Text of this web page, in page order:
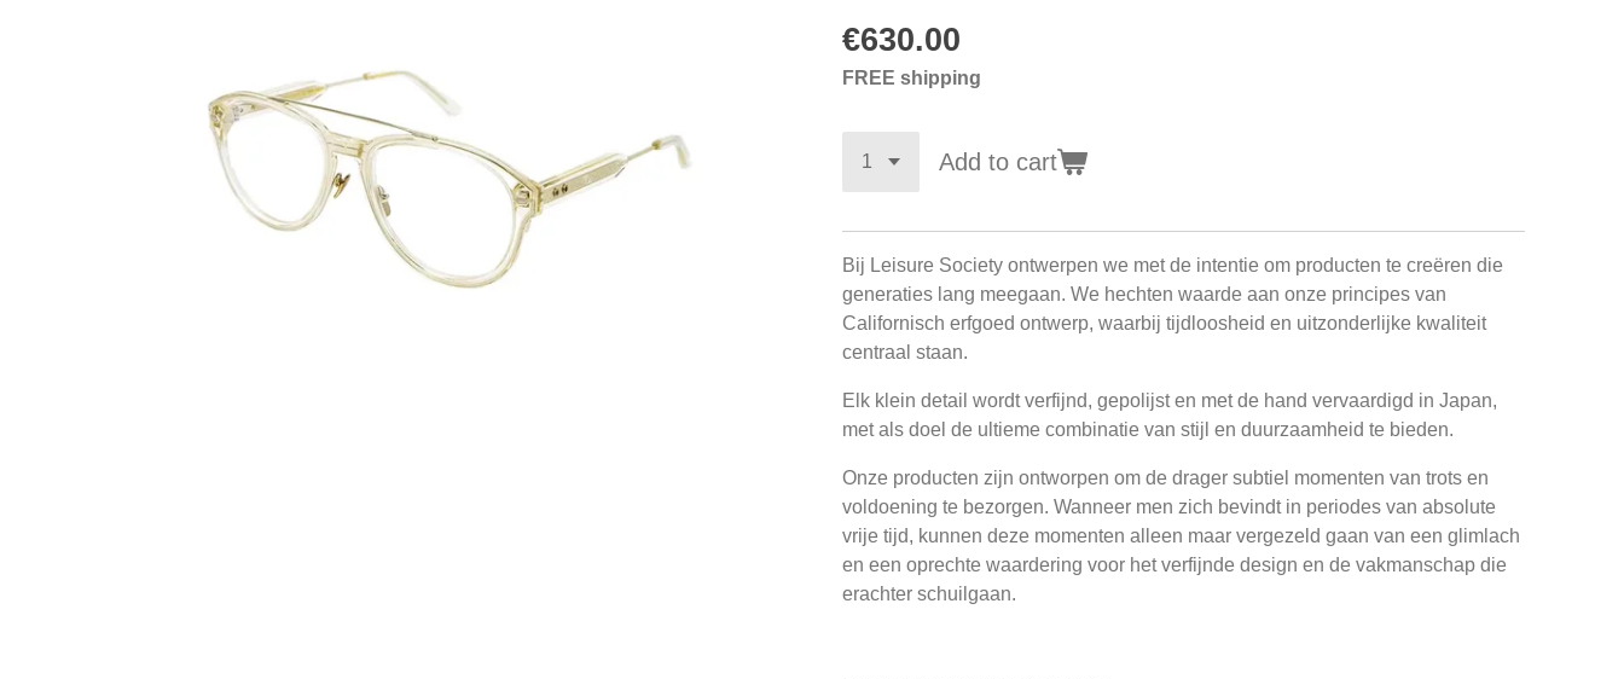
€630.00
FREE shipping
Add to cart
Bij Leisure Society ontwerpen we met de intentie om producten te creëren die
generaties lang meegaan. We hechten waarde aan onze principes van
Californisch erfgoed ontwerp, waarbij tijdloosheid en uitzonderlijke kwaliteit
centraal staan.
Elk klein detail wordt verfijnd, gepolijst en met de hand vervaardigd in Japan,
met als doel de ultieme combinatie van stijl en duurzaamheid te bieden.
Onze producten zijn ontworpen om de drager subtiel momenten van trots en
voldoening te bezorgen. Wanneer men zich bevindt in periodes van absolute
vrije tijd, kunnen deze momenten alleen maar vergezeld gaan van een glimlach
en een oprechte waardering voor het verfijnde design en de vakmanschap die
erachter schuilgaan.